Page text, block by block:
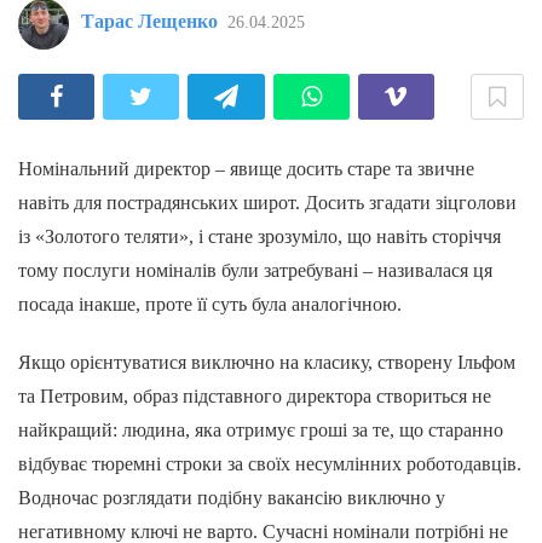
Тарас Лещенко 26.04.2025
Номінальний директор – явище досить старе та звичне
навіть для пострадянських широт. Досить згадати зіцголови
із «Золотого теляти», і стане зрозуміло, що навіть сторіччя
тому послуги номіналів були затребувані – називалася ця
посада інакше, проте її суть була аналогічною.
Якщо орієнтуватися виключно на класику, створену Ільфом
та Петровим, образ підставного директора створиться не
найкращий: людина, яка отримує гроші за те, що старанно
відбуває тюремні строки за своїх несумлінних роботодавців.
Водночас розглядати подібну вакансію виключно у
негативному ключі не варто. Сучасні номінали потрібні не